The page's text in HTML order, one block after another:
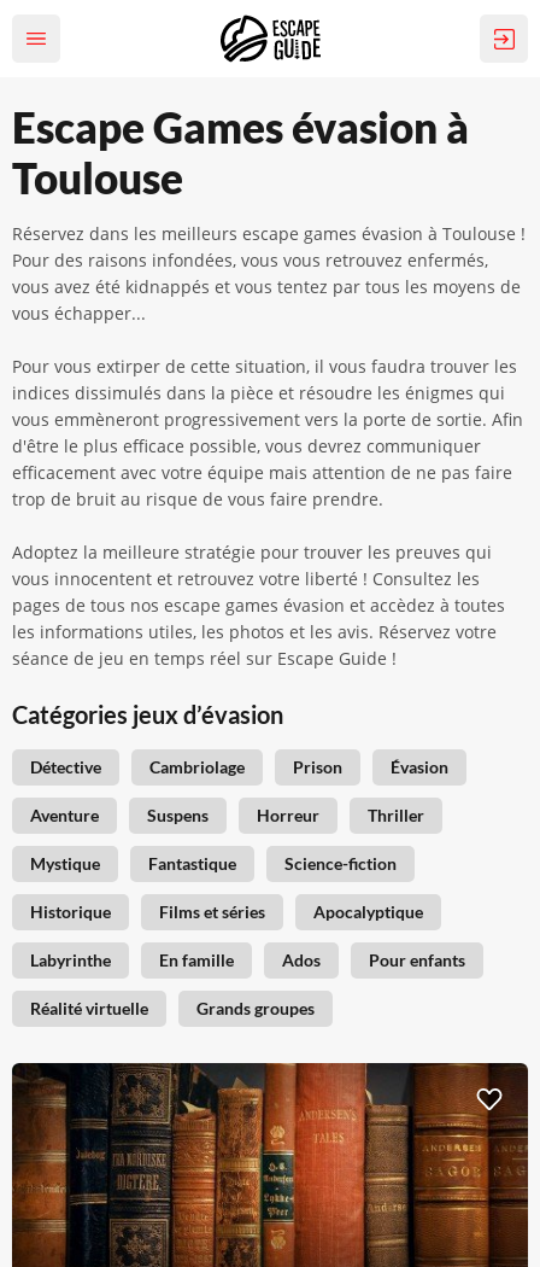
Escape Games évasion à
Toulouse
Réservez dans les meilleurs escape games évasion à Toulouse !
Pour des raisons infondées, vous vous retrouvez enfermés,
vous avez été kidnappés et vous tentez par tous les moyens de
vous échapper...
Pour vous extirper de cette situation, il vous faudra trouver les
indices dissimulés dans la pièce et résoudre les énigmes qui
vous emmèneront progressivement vers la porte de sortie. Afin
d'être le plus efficace possible, vous devrez communiquer
efficacement avec votre équipe mais attention de ne pas faire
trop de bruit au risque de vous faire prendre.
Adoptez la meilleure stratégie pour trouver les preuves qui
vous innocentent et retrouvez votre liberté ! Consultez les
pages de tous nos escape games évasion et accèdez à toutes
les informations utiles, les photos et les avis. Réservez votre
séance de jeu en temps réel sur Escape Guide !
Catégories jeux d’évasion
Détective Cambriolage Prison Évasion
Aventure Suspens Horreur Thriller
Mystique Fantastique Science-fiction
Historique Films et séries Apocalyptique
Labyrinthe En famille Ados Pour enfants
Réalité virtuelle Grands groupes